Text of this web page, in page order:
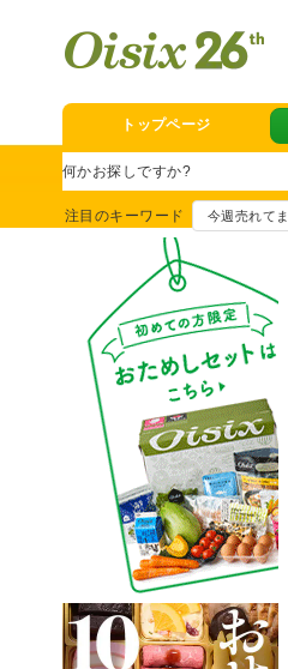
トップページ
注目のキーワード 今週売れて